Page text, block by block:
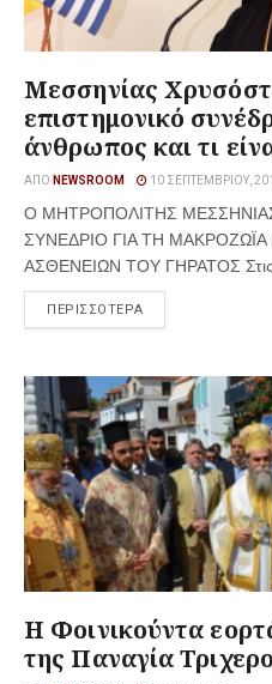
Μεσσηνίας
επιστημονικό
άνθρωπος και τι
ΑΠΌ NEWSROOM 10 ΣΕΠΤΕΜΒΡΊΟΥ,
Ο ΜΗΤΡΟΠΟΛΙΤΗΣ
ΣΥΝΕΔΡΙΟ ΓΙΑ ΤΗ
ΑΣΘΕΝΕΙΩΝ ΤΟΥ ΓΗΡΑΤΟΣ Στις
ΠΕΡΙΣΣΟΤΕΡΑ
Η Φοινικούντα
της Παναγία